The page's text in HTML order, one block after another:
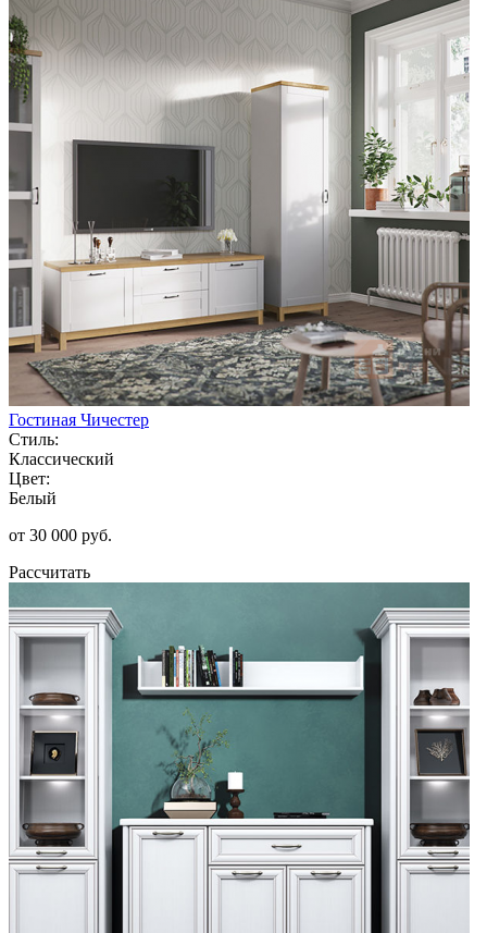
Гостиная Чичестер
Стиль:
Классический
Цвет:
Белый
от 30 000 руб.
Рассчитать